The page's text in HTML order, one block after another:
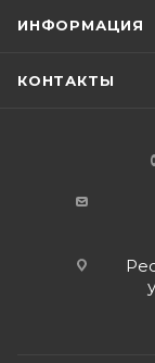
ИНФОРМАЦИЯ
КОНТАКТЫ